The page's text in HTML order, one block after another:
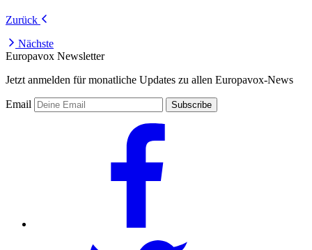
Zurück
Nächste
Europavox Newsletter
Jetzt anmelden für monatliche Updates zu allen Europavox-News
Email Subscribe